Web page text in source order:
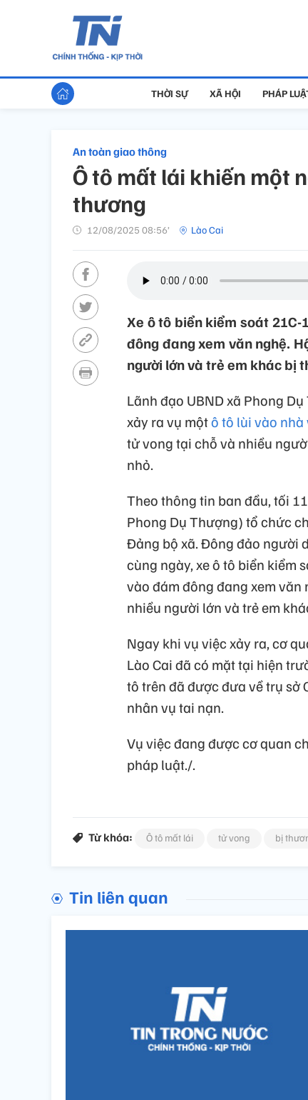
THỜI SỰ XÃ HỘI PHÁP
An toàn giao thông
Ô tô mất lái khiến một
thương
12/08/2025 08:56’ Lào Cai
Xe ô tô biển kiểm soát
đông đang xem văn nghệ.
người lớn và trẻ em khác bị
Lãnh đạo UBND xã Phong
xảy ra vụ mộtô tô lùi vào nhà
tử vong tại chỗ và nhiều
nhỏ.
Theo thông tin ban đầu, tối
Phong Dụ Thượng) tổ chức
Đảng bộ xã. Đông đảo người
cùng ngày, xe ô tô biển kiểm
vào đám đông đang xem
nhiều người lớn và trẻ em
Ngay khi vụ việc xảy ra, cơ
Lào Cai đã có mặt tại hiện
tô trên đã được đưa về trụ sở
nhân vụ tai nạn.
Vụ việc đang được cơ quan
pháp luật./.
Từ khóa: Ô tô mất lái tử vong bị
Tin liên quan